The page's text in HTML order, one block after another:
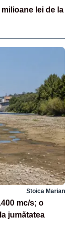
lei de la
Stoica Marian
mc/s; o
jumătatea